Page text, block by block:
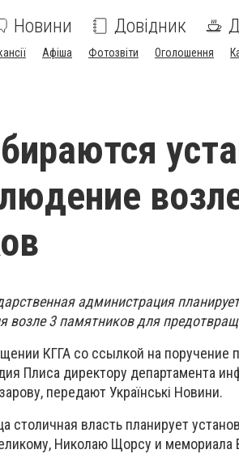
Новини Довідник
Афіша Фотозвіти Оголошення
администрация
возле 3 памятников для
КГГА со ссылкой на поручение
Плиса директору департамента
передают Українські Новини.
столичная власть планирует
Николаю Щорсу и